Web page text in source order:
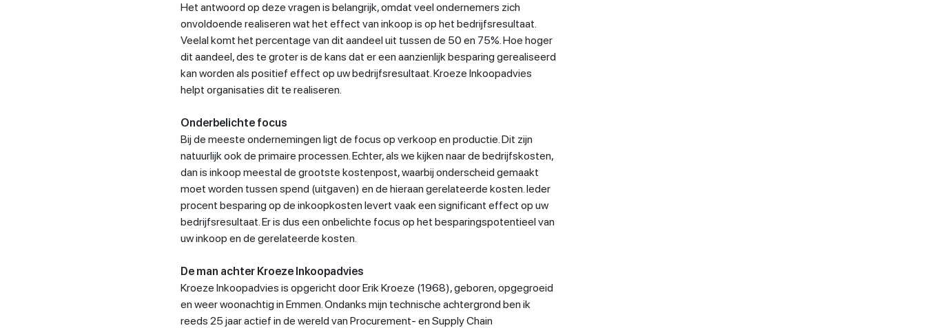
Het antwoord op deze vragen is belangrijk, omdat veel ondernemers zich
onvoldoende realiseren wat het effect van inkoop is op het bedrijfsresultaat.
Veelal komt het percentage van dit aandeel uit tussen de 50 en 75%. Hoe hoger
dit aandeel, des te groter is de kans dat er een aanzienlijk besparing gerealiseerd
kan worden als positief effect op uw bedrijfsresultaat. Kroeze Inkoopadvies
helpt organisaties dit te realiseren.
Onderbelichte focus
Bij de meeste ondernemingen ligt de focus op verkoop en productie. Dit zijn
natuurlijk ook de primaire processen. Echter, als we kijken naar de bedrijfskosten,
dan is inkoop meestal de grootste kostenpost, waarbij onderscheid gemaakt
moet worden tussen spend (uitgaven) en de hieraan gerelateerde kosten. Ieder
procent besparing op de inkoopkosten levert vaak een significant effect op uw
bedrijfsresultaat. Er is dus een onbelichte focus op het besparingspotentieel van
uw inkoop en de gerelateerde kosten.
De man achter Kroeze Inkoopadvies
Kroeze Inkoopadvies is opgericht door Erik Kroeze (1968), geboren, opgegroeid
en weer woonachtig in Emmen. Ondanks mijn technische achtergrond ben ik
reeds 25 jaar actief in de wereld van Procurement- en Supply Chain